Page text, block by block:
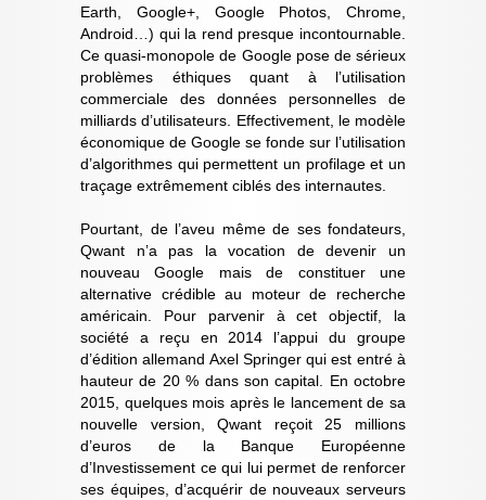
Earth, Google+, Google Photos, Chrome,
Android…) qui la rend presque incontournable.
Ce quasi-monopole de Google pose de sérieux
problèmes éthiques quant à l’utilisation
commerciale des données personnelles de
milliards d’utilisateurs. Effectivement, le modèle
économique de Google se fonde sur l’utilisation
d’algorithmes qui permettent un profilage et un
traçage extrêmement ciblés des internautes.
Pourtant, de l’aveu même de ses fondateurs,
Qwant n’a pas la vocation de devenir un
nouveau Google mais de constituer une
alternative crédible au moteur de recherche
américain. Pour parvenir à cet objectif, la
société a reçu en 2014 l’appui du groupe
d’édition allemand Axel Springer qui est entré à
hauteur de 20 % dans son capital. En octobre
2015, quelques mois après le lancement de sa
nouvelle version, Qwant reçoit 25 millions
d’euros de la Banque Européenne
d’Investissement ce qui lui permet de renforcer
ses équipes, d’acquérir de nouveaux serveurs